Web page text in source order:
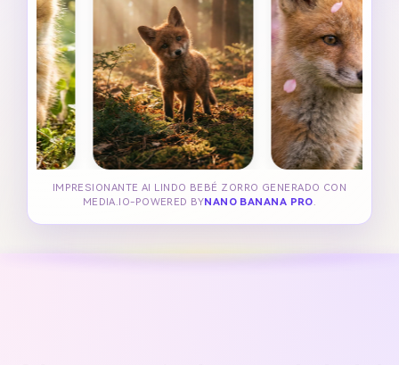
IMPRESIONANTE AI LINDO BEBÉ ZORRO GENERADO CON
MEDIA.IO-POWERED BYNANO BANANA PRO.